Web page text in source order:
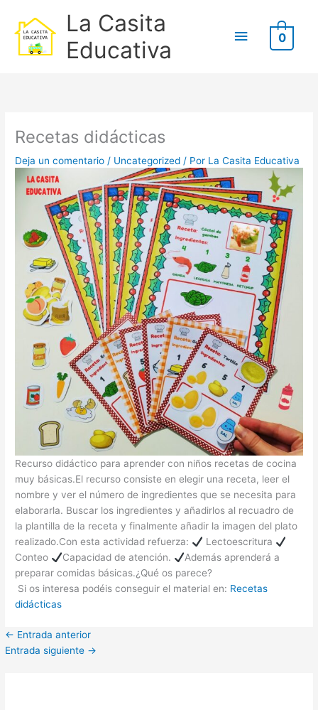
contenido
La Casita
Educativa
principal
0
Recetas didácticas
Deja un comentario / Uncategorized / Por La Casita Educativa
Recurso didáctico para aprender con niños recetas de cocina
muy básicas.El recurso consiste en elegir una receta, leer el
nombre y ver el número de ingredientes que se necesita para
elaborarla. Buscar los ingredientes y añadirlos al recuadro de
la plantilla de la receta y finalmente añadir la imagen del plato
realizado.Con esta actividad refuerza:
Lectoescritura
Conteo
Capacidad de atención.
Además aprenderá a
preparar comidas básicas.¿Qué os parece?
Si os interesa podéis conseguir el material en: Recetas
didácticas
← Entrada anterior
Entrada siguiente →
u
o
r